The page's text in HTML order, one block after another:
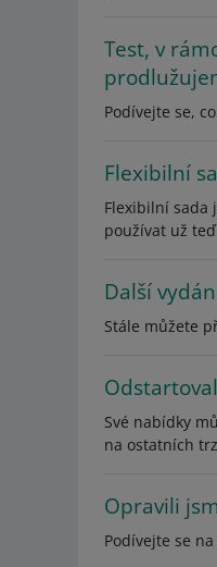
Test, v
Podívejte se,
Flexibilní
Flexibilní sada
používat už
Další
Stále můžete
Své nabídky
na ostatních
Opravili
Podívejte se